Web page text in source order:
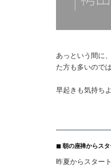
あっという間に
た方も多いので
早起きも気持ち
◼︎ 朝の座禅からス
昨夏からスター